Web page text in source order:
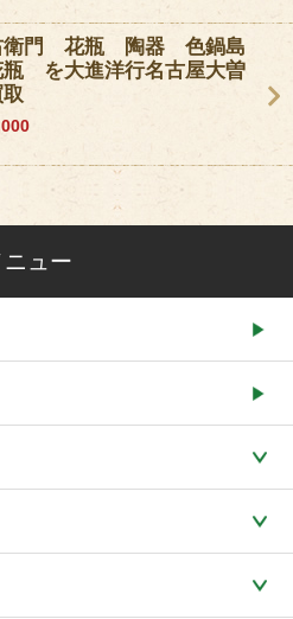
衛門 花瓶 陶器 色鍋島
瓶 を大進洋行名古屋大曽
ニュー